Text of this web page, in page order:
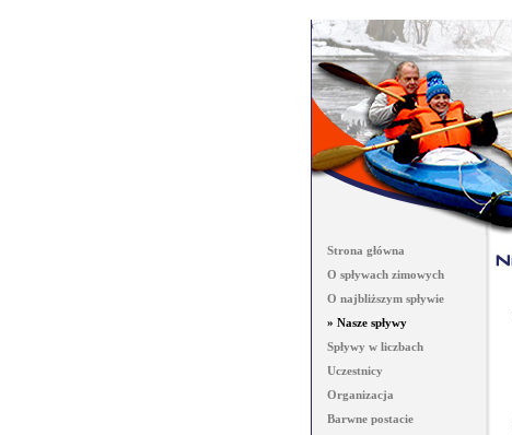
Strona główna
O spływach zimowych
O najbliższym spływie
» Nasze spływy
Spływy w liczbach
Uczestnicy
Organizacja
Barwne postacie